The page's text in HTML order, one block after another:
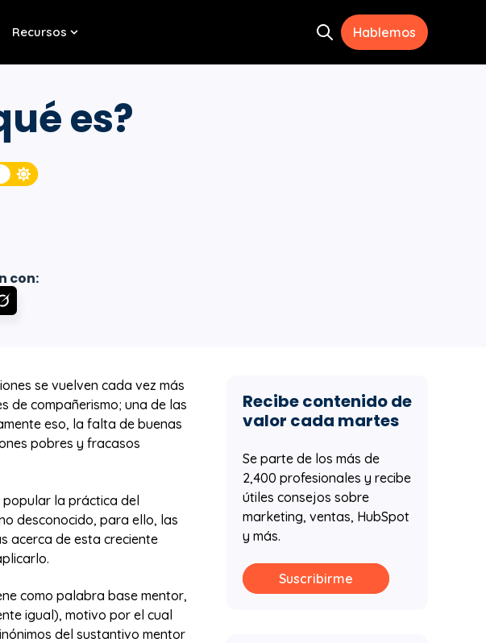
submenu for Herramientas
Recursos Open search
Hablemos
es?
con:
se vuelven cada vez más
de compañerismo; una de las
eso, la falta de buenas
pobres y fracasos
popular la práctica del
desconocido, para ello, las
acerca de esta creciente
como palabra base mentor,
igual), motivo por el cual
del sustantivo mentor
Recibe contenido de
valor cada martes
Se parte de los más de
2,400 profesionales y recibe
útiles consejos sobre
marketing, ventas, HubSpot
y más.
Suscribirme